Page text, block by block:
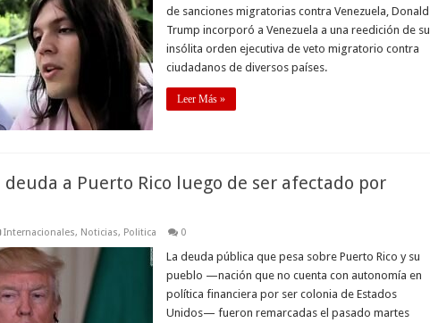
de sanciones migratorias contra Venezuela, Donald
Trump incorporó a Venezuela a una reedición de su
insólita orden ejecutiva de veto migratorio contra
ciudadanos de diversos países.
Leer Más »
a Puerto Rico luego de ser afectado por
Internacionales, Noticias, Politica 0
La deuda pública que pesa sobre Puerto Rico y su
pueblo —nación que no cuenta con autonomía en
política financiera por ser colonia de Estados
Unidos— fueron remarcadas el pasado martes